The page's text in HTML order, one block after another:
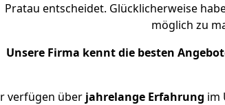
Pratau entscheidet. Glücklicherweise
möglich zu
Unsere Firma kennt die besten
verfügen überjahrelange Erfahrung im